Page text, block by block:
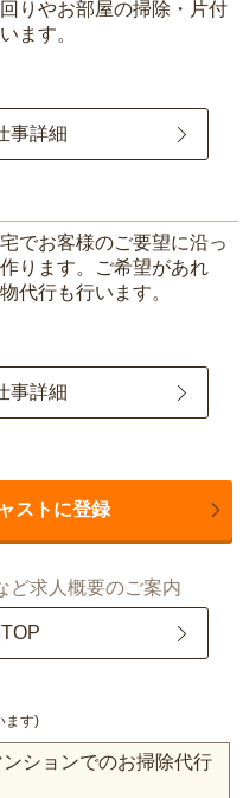
りやお部屋の掃除・片付
ます。
事詳細
でお客様のご要望に沿っ
ります。ご希望があれ
代行も行います。
事詳細
ストに登録
ど求人概要のご案内
ます)
ションでのお掃除代行